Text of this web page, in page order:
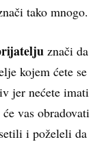
tako mnogo.
znači da
kojem ćete se
jer nećete imati
vas obradovati
i poželeli da